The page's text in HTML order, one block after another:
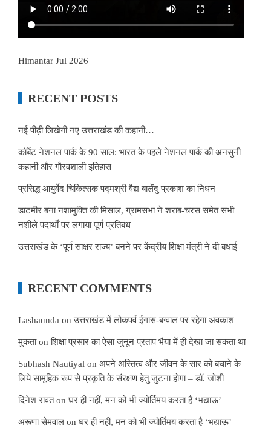
Himantar Jul 2026
RECENT POSTS
नई पीढ़ी लिखेगी नए उत्तराखंड की कहानी…
कॉर्बेट नेशनल पार्क के 90 साल: भारत के पहले नेशनल पार्क की अनसुनी
कहानी और गौरवशाली इतिहास
प्रसिद्ध आयुर्वेद चिकित्सक पद्मश्री वैद्य बालेंदु प्रकाश का निधन
डाटमीर बना नशामुक्ति की मिसाल, ग्रामसभा ने शराब-चरस समेत सभी
नशीले पदार्थों पर लगाया पूर्ण प्रतिबंध
उत्तराखंड के ‘पूर्ण साक्षर राज्य’ बनने पर केंद्रीय शिक्षा मंत्री ने दी बधाई
RECENT COMMENTS
Lashaunda onउत्तराखंड में लोकपर्व ईगास-बग्वाल पर रहेगा अवकाश
मुकताonशिक्षा प्रसार का ऐसा जुनून प्रताप भैया में ही देखा जा सकता था
Subhash Nautiyal on अपने अस्तित्व और जीवन के सार को बचाने के
लिये सामूहिक रूप से प्रकृति के संरक्षण हेतु जुटना होगा – डॉ. जोशी
दिनेश रावतonघर ही नहीं, मन को भी ज्योर्तिमय करता है ‘भद्याऊ’
अरूणा सेमवाल onघर ही नहीं, मन को भी ज्योर्तिमय करता है ‘भद्याऊ’